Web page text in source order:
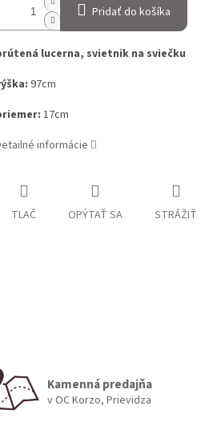
Pridať do košíka
lucerna, svietnik na sviečku
97cm
17cm
informácie
TLAČ OPÝTAŤ SA STRÁŽIŤ
Kamenná predajňa
v OC Korzo, Prievidza